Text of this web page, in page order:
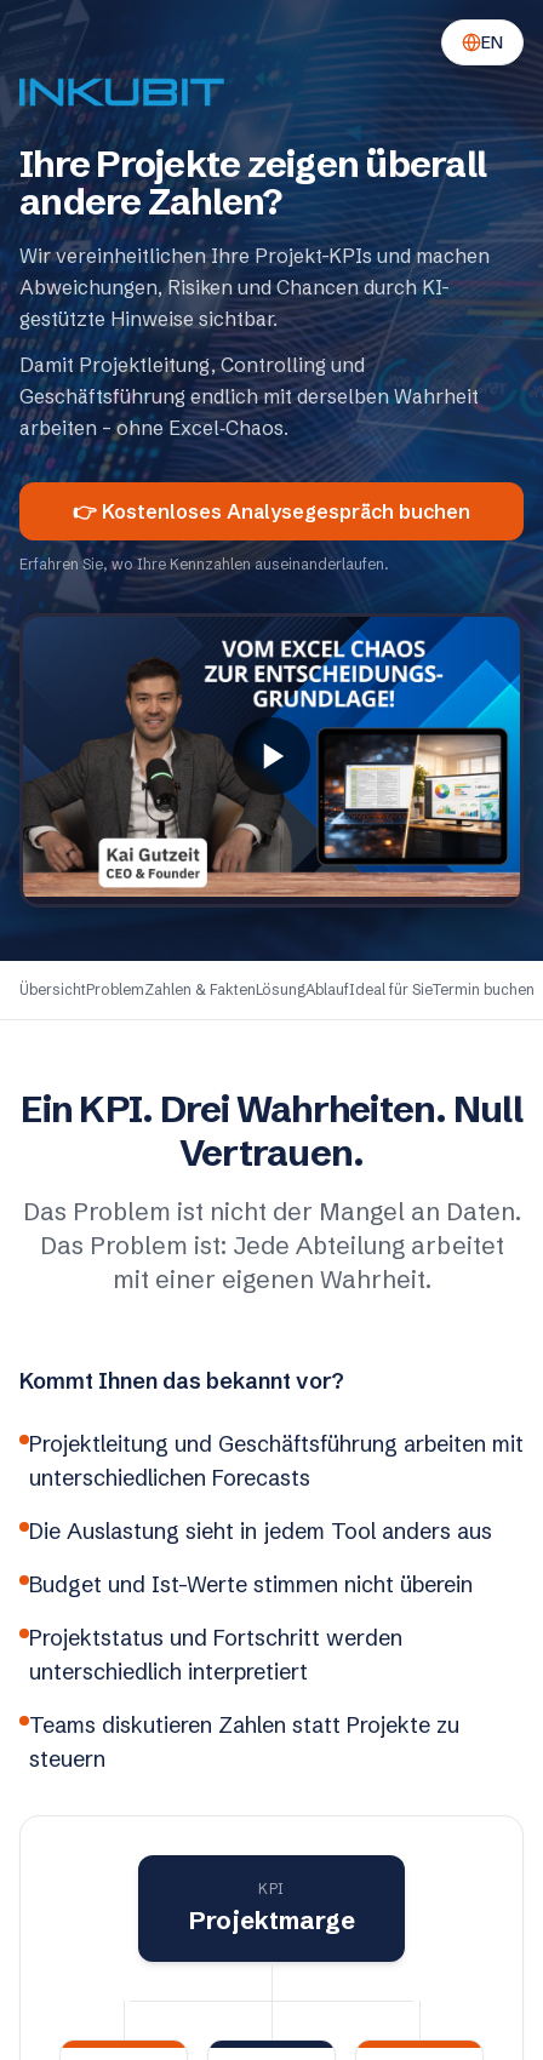
EN
Ihre Projekte zeigen überall
andere Zahlen?
Wir vereinheitlichen Ihre Projekt-KPIs und machen
Abweichungen, Risiken und Chancen durch KI-
gestützte Hinweise sichtbar.
Damit Projektleitung, Controlling und
Geschäftsführung endlich mit derselben Wahrheit
arbeiten – ohne Excel‑Chaos.
👉 Kostenloses Analysegespräch buchen
Erfahren Sie, wo Ihre Kennzahlen auseinanderlaufen.
ÜbersichtProblemZahlen & FaktenLösungAblaufIdeal für SieTermin buchen
Ein KPI. Drei Wahrheiten. Null
Vertrauen.
Das Problem ist nicht der Mangel an Daten.
Das Problem ist: Jede Abteilung arbeitet
mit einer eigenen Wahrheit.
Kommt Ihnen das bekannt vor?
Projektleitung und Geschäftsführung arbeiten mit
unterschiedlichen Forecasts
Die Auslastung sieht in jedem Tool anders aus
Budget und Ist-Werte stimmen nicht überein
Projektstatus und Fortschritt werden
unterschiedlich interpretiert
Teams diskutieren Zahlen statt Projekte zu
steuern
KPI
Projektmarge